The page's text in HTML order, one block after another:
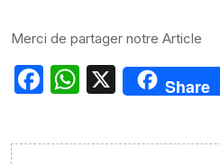
Merci de partager notre Article
Facebook
WhatsApp
X Share